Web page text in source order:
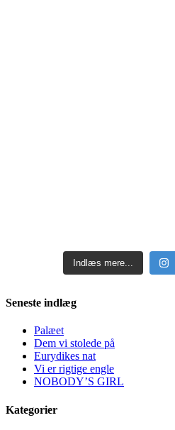
Indlæs mere...
Seneste indlæg
Palæet
Dem vi stolede på
Eurydikes nat
Vi er rigtige engle
NOBODY’S GIRL
Kategorier